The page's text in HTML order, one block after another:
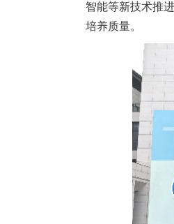
智能等新技术推
培养质量。